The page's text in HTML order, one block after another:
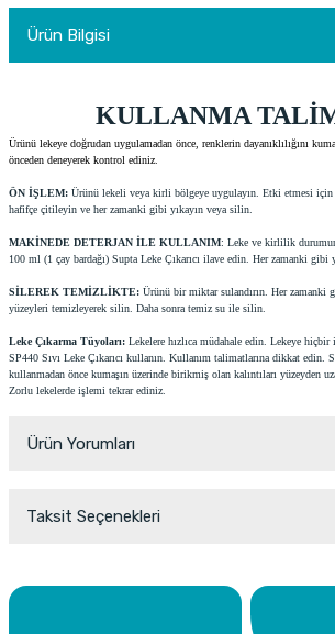
Ürün Bilgisi
KULLANMA
Ürünü lekeye doğrudan uygulamadan önce, renklerin dayanıklılığını
önceden deneyerek kontrol ediniz.
ÖN İŞLEM: Ürünü lekeli veya kirli bölgeye uygulayın. Etki etmesi için
hafifçe çitileyin ve her zamanki gibi yıkayın veya silin.
MAKİNEDE DETERJAN İLE KULLANIM: Leke ve kirlilik
100 ml (1 çay bardağı) Supta Leke Çıkarıcı ilave edin. Her zamanki gibi
SİLEREK TEMİZLİKTE: Ürünü bir miktar sulandırın. Her zamanki
yüzeyleri temizleyerek silin. Daha sonra temiz su ile silin.
Leke Çıkarma Tüyoları: Lekelere hızlıca müdahale edin. Lekeye
SP440 Sıvı Leke Çıkarıcı kullanın. Kullanım talimatlarına dikkat edin.
kullanmadan önce kumaşın üzerinde birikmiş olan kalıntıları yüzeyden
Zorlu lekelerde işlemi tekrar ediniz.
Ürün Yorumları
Yorum Yaz
Taksit Seçenekleri